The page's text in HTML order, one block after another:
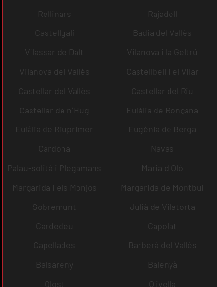
Rellinars
Rajadell
Castellgalí
Badia del Vallès
Vilassar de Dalt
Vilanova i la Geltrú
Vilanova del Vallès
Castellbell i el Vilar
Castellar del Vallès
Castellar del Riu
Castellar de n´Hug
Eulàlia de Ronçana
Eulàlia de Riuprimer
Eugènia de Berga
Cardona
Navas
Palau-solità i Plegamans
Maria d´Oló
Margarida i els Monjos
Margarida de Montbui
Sobremunt
Julià de Vilatorta
Cardedeu
Capolat
Capellades
Barberà del Vallès
Balsareny
Balenyà
Olost
Olivella